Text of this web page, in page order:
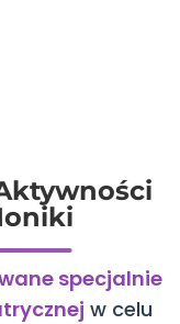
specjalnie
w celu